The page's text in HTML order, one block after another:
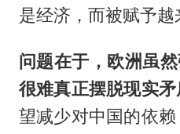
是经济，而被赋予越
问题在于，欧洲虽
很难真正摆脱现实矛
望减少对中国的依